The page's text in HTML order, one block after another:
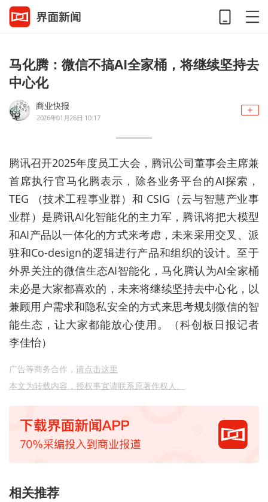
马化腾：微信不搞AI全家桶，将继续坚持去
中心化
商业快报
2026年01月26日 10:17
腾讯召开2025年度员工大会，腾讯公司董事会主席兼
首席执行官马化腾表示，除各业务平台的AI探索，
TEG （技术工程事业群）和 CSIG（云与智慧产业事
业群）是腾讯AI化智能化的主力军，腾讯将把大模型
和AI产品以一体化的方式来考虑，未来采用交叉、派
驻和Co-design的逻辑进行产品和组织的设计。至于
外界关注的微信生态AI智能化，马化腾认为AI全家桶
未必是大家都喜欢的，未来将继续坚持去中心化，以
兼顾用户需求和隐私安全的方式来思考规划微信的智
能生态，让大家都能放心使用。（科创板日报记者
李佳怡）
广告等商务合作， 请点击这里
本文为转载内容，授权事宜请联系原著作权人。
相关推荐